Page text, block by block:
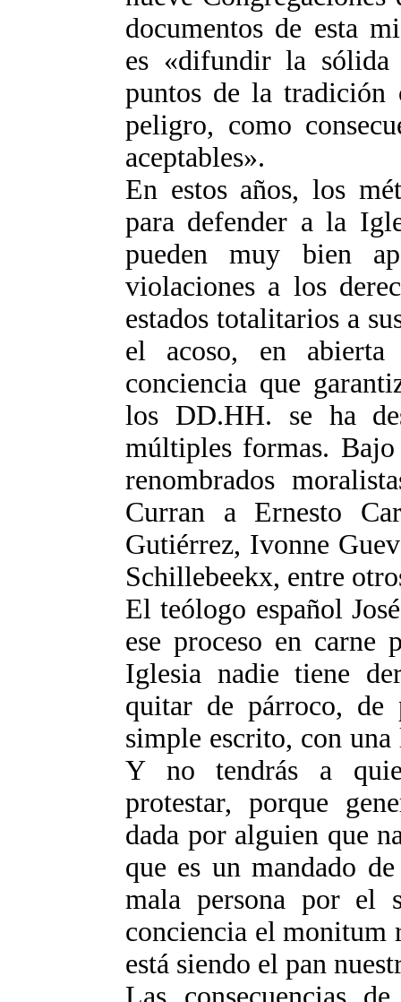
documentos de esta
es «difundir la sólida
puntos de la tradición
peligro, como
aceptables».
En estos años, los
para defender a la
pueden muy bien
violaciones a los
estados totalitarios a
el acoso, en
conciencia que
los DD.HH. se ha
múltiples formas.
renombrados
Curran a Ernesto
Gutiérrez, Ivonne
Schillebeekx, entre
El teólogo español
ese proceso en
Iglesia nadie tiene
quitar de párroco, de
simple escrito, con
Y no tendrás a
protestar, porque
dada por alguien que
que es un mandado
mala persona por el
conciencia el monitum
está siendo el pan